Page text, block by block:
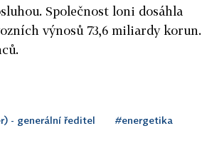
Společnost loni dosáhla
výnosů 73,6 miliardy korun.
- generální ředitel #energetika